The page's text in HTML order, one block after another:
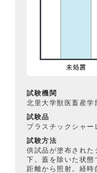
試験機関
北里大学獣医畜産学
試験品
プラスチックシャー
試験方法
供試品が塗布された
下。蓋を除いた状
距離から照射。経時